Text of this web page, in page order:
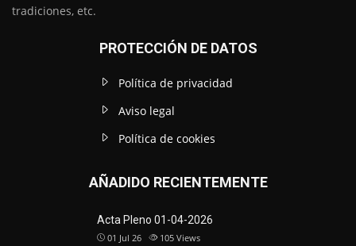
tradiciones, etc.
PROTECCIÓN DE DATOS
Política de privacidad
Aviso legal
Política de cookies
AÑADIDO RECIENTEMENTE
Acta Pleno 01-04-2026
01 Jul 26 105 Views